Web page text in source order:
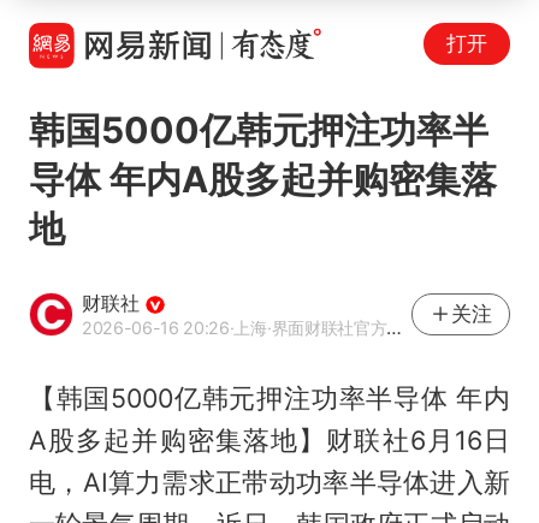
打开
韩国5000亿韩元押注功率半
导体 年内A股多起并购密集落
地
财联社
2026-06-16 20:26·上海·界面财联社官方账号
关注
【韩国5000亿韩元押注功率半导体 年内
A股多起并购密集落地】财联社6月16日
电，AI算力需求正带动功率半导体进入新